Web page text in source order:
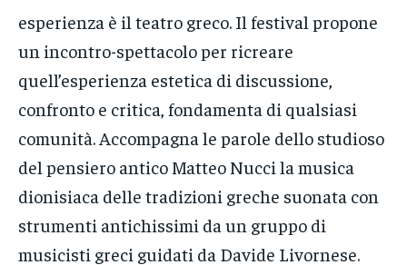
esperienza è il teatro greco. Il festival propone
un incontro-spettacolo per ricreare
quell’esperienza estetica di discussione,
confronto e critica, fondamenta di qualsiasi
comunità. Accompagna le parole dello studioso
del pensiero antico Matteo Nucci la musica
dionisiaca delle tradizioni greche suonata con
strumenti antichissimi da un gruppo di
musicisti greci guidati da Davide Livornese.